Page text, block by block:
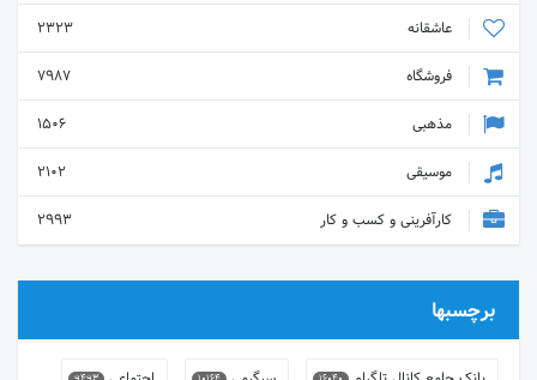
عاشقانه
2323
فروشگاه
7987
مذهبی
1506
موسیقی
2102
کارآفرینی و کسب و کار
2993
برچسبها